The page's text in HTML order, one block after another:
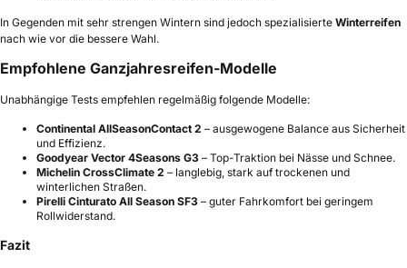
In Gegenden mit sehr strengen Wintern sind jedoch spezialisierte Winterreifen
nach wie vor die bessere Wahl.
Empfohlene Ganzjahresreifen-Modelle
Unabhängige Tests empfehlen regelmäßig folgende Modelle:
Continental AllSeasonContact 2 – ausgewogene Balance aus Sicherheit
und Effizienz.
Goodyear Vector 4Seasons G3 – Top-Traktion bei Nässe und Schnee.
Michelin CrossClimate 2 – langlebig, stark auf trockenen und
winterlichen Straßen.
Pirelli Cinturato All Season SF3 – guter Fahrkomfort bei geringem
Rollwiderstand.
Fazit